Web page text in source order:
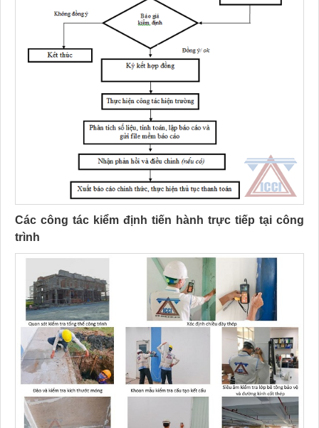
Các công tác kiểm định tiến hành trực tiếp tại công
trình